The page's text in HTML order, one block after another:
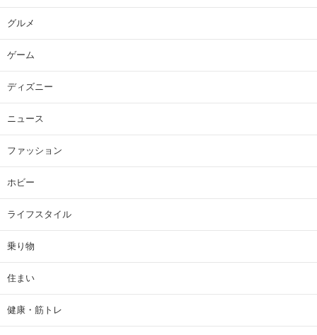
グルメ
ゲーム
ディズニー
ニュース
ファッション
ホビー
ライフスタイル
乗り物
住まい
健康・筋トレ